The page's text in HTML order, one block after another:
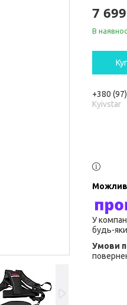
7
В
+380
Kyivstar
У
будь-